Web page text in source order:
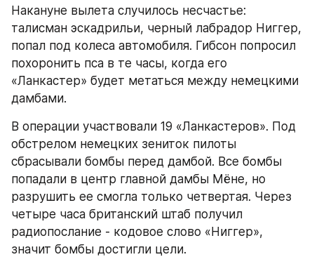
Накануне вылета случилось несчастье:
талисман эскадрильи, черный лабрадор Ниггер,
попал под колеса автомобиля. Гибсон попросил
похоронить пса в те часы, когда его
«Ланкастер» будет метаться между немецкими
дамбами.
В операции участвовали 19 «Ланкастеров». Под
обстрелом немецких зениток пилоты
сбрасывали бомбы перед дамбой. Все бомбы
попадали в центр главной дамбы Мёне, но
разрушить ее смогла только четвертая. Через
четыре часа британский штаб получил
радиопослание - кодовое слово «Ниггер»,
значит бомбы достигли цели.